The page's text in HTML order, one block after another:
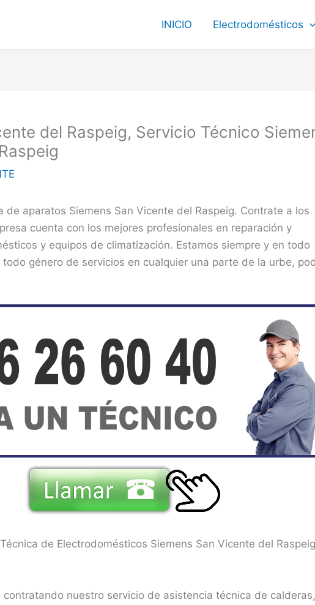
INICIO Electrodomésticos
del Raspeig, Servicio Técnico
de aparatos Siemens San Vicente del Raspeig. Contrate a los
cuenta con los mejores profesionales en reparación y
y equipos de climatización. Estamos siempre y en todo
género de servicios en cualquier una parte de la urbe,
de Electrodomésticos Siemens San Vicente del Raspeig
nuestro servicio de asistencia técnica de calderas,